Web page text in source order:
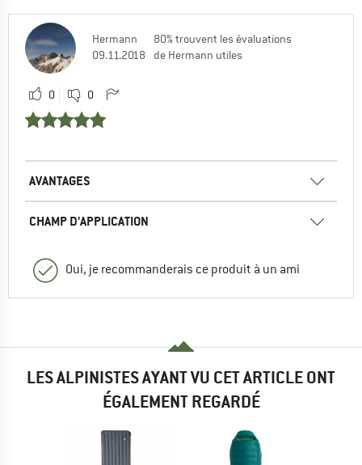
Hermann
09.11.2018
80% trouvent les évaluations
de Hermann utiles
0 0
AVANTAGES
CHAMP D'APPLICATION
Oui, je recommanderais ce produit à un ami
LES ALPINISTES AYANT VU CET ARTICLE ONT
ÉGALEMENT REGARDÉ